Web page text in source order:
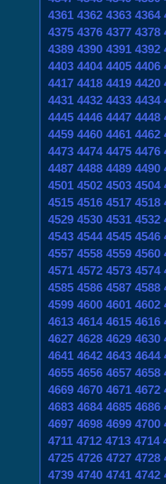
4361 4362 4363 4364
4375 4376 4377 4378
4389 4390 4391 4392
4403 4404 4405 4406
4417 4418 4419 4420
4431 4432 4433 4434
4445 4446 4447 4448
4459 4460 4461 4462
4473 4474 4475 4476
4487 4488 4489 4490
4501 4502 4503 4504
4515 4516 4517 4518
4529 4530 4531 4532
4543 4544 4545 4546
4557 4558 4559 4560
4571 4572 4573 4574
4585 4586 4587 4588
4599 4600 4601 4602
4613 4614 4615 4616
4627 4628 4629 4630
4641 4642 4643 4644
4655 4656 4657 4658
4669 4670 4671 4672
4683 4684 4685 4686
4697 4698 4699 4700
4711 4712 4713 4714
4725 4726 4727 4728
4739 4740 4741 4742